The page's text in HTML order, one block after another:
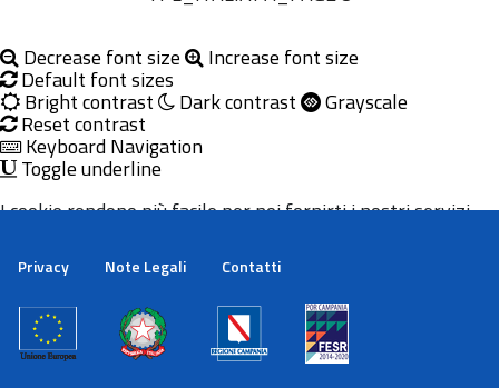
Decrease font size Increase font size
Default font sizes
Bright contrast Dark contrast Grayscale
Reset contrast
Keyboard Navigation
Toggle underline
Privacy Note Legali Contatti
I cookie rendono più facile per noi fornirti i nostri servizi.
cookie.
Maggiori informazioni